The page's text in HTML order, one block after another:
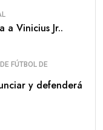
a Vinicius Jr..
FÚTBOL DE
y defenderá